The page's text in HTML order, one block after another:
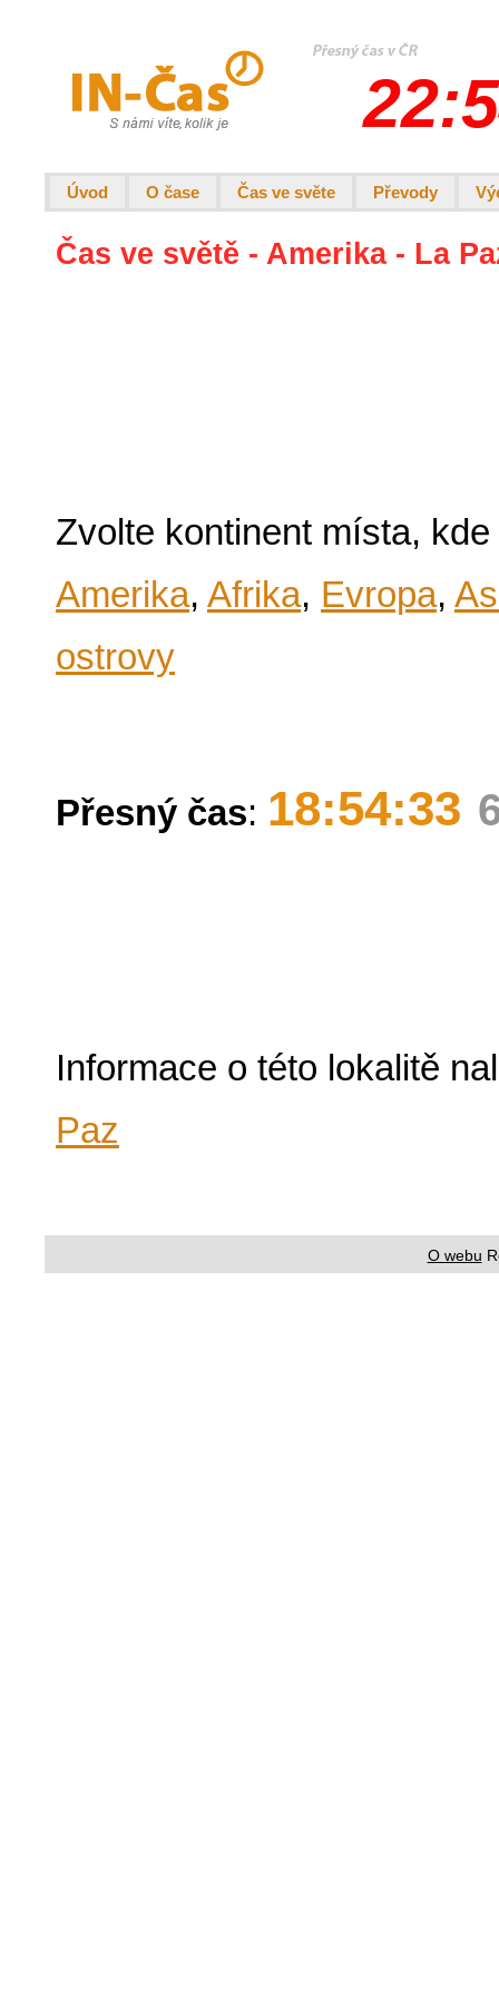
Úvod O čase Čas ve světe Převody
Čas ve světě - Amerika - La
Zvolte kontinent místa,
Amerika, Afrika, Evropa,
ostrovy
Přesný čas: 18:54:33
Informace o této lokalitě
Paz
O webu